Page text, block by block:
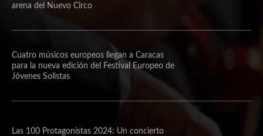
arena del Nuevo Circo
Cuatro músicos europeos llegan a Caracas
para la nueva edición del Festival Europeo de
Jóvenes Solistas
Las 100 Protagonistas 2024: Un concierto